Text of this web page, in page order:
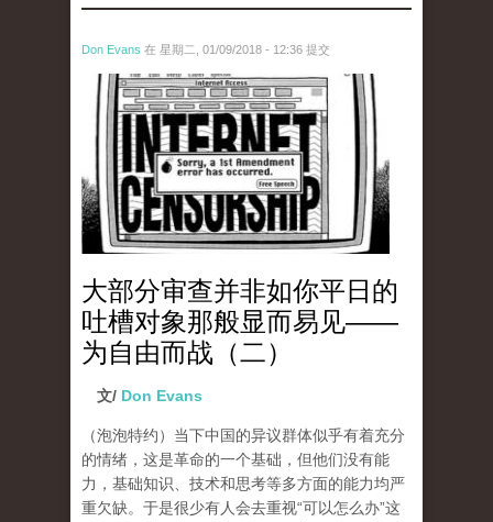
Don Evans 在 星期二, 01/09/2018 - 12:36 提交
wechatimg866.jpeg
大部分审查并非如你平日的
吐槽对象那般显而易见——
为自由而战（二）
文/ Don Evans
（泡泡特约） 当下中国的异议群体似乎有着充分
的情绪，这是革命的一个基础，但他们没有能
力，基础知识、技术和思考等多方面的能力均严
重欠缺。于是很少有人会去重视“可以怎么办”这